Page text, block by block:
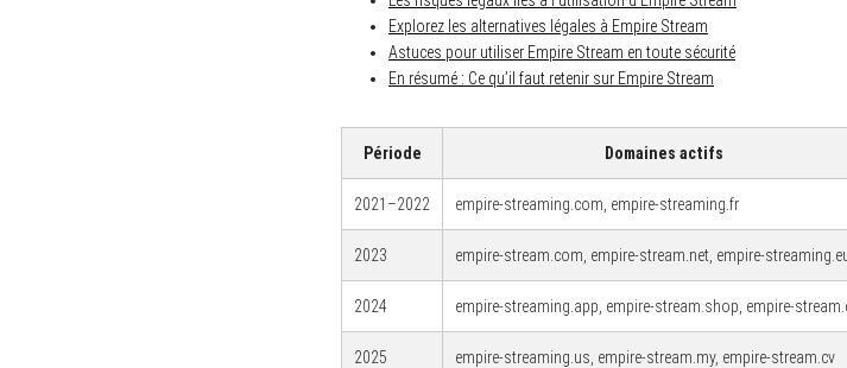
Explorez les alternatives légales à Empire Stream
Astuces pour utiliser Empire Stream en toute sécurité
En résumé : Ce qu’il faut retenir sur Empire Stream
Période Domaines actifs
2021–2022 empire-streaming.com, empire-streaming.fr
2023 empire-stream.com, empire-stream.net, empire-
2024 empire-streaming.app, empire-stream.shop, empire-
2025 empire-streaming.us, empire-stream.my, empire-stream.cv